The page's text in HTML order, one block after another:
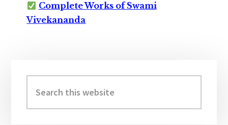
Complete Works of Swami
Vivekananda
Sidebar
this
website